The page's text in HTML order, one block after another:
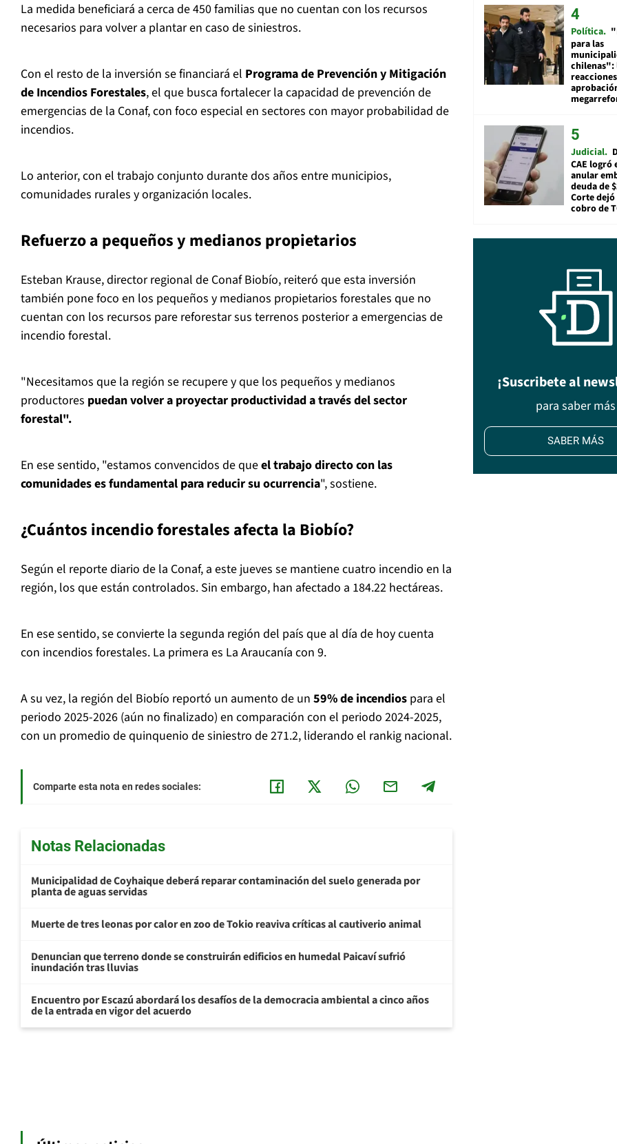
La medida beneficiará a cerca de 450 familias que no cuentan con los recursos
necesarios para volver a plantar en caso de siniestros.
Con el resto de la inversión se financiará el Programa de Prevención y Mitigación
de Incendios Forestales, el que busca fortalecer la capacidad de prevención de
emergencias de la Conaf, con foco especial en sectores con mayor probabilidad de
incendios.
Lo anterior, con el trabajo conjunto durante dos años entre municipios,
comunidades rurales y organización locales.
Refuerzo a pequeños y medianos propietarios
Esteban Krause, director regional de Conaf Biobío, reiteró que esta inversión
también pone foco en los pequeños y medianos propietarios forestales que no
cuentan con los recursos pare reforestar sus terrenos posterior a emergencias de
incendio forestal.
"Necesitamos que la región se recupere y que los pequeños y medianos
productores puedan volver a proyectar productividad a través del sector
forestal".
En ese sentido, "estamos convencidos de queel trabajo directo con las
comunidades es fundamental para reducir su ocurrencia", sostiene.
¿Cuántos incendio forestales afecta la Biobío?
Según el reporte diario de la Conaf, a este jueves se mantiene cuatro incendio en la
región, los que están controlados. Sin embargo, han afectado a 184.22 hectáreas.
En ese sentido, se convierte la segunda región del país que al día de hoy cuenta
con incendios forestales. La primera es La Araucanía con 9.
A su vez, la región del Biobío reportó un aumento de un 59% de incendios para el
periodo 2025-2026 (aún no finalizado) en comparación con el periodo 2024-2025,
con un promedio de quinquenio de siniestro de 271.2, liderando el rankig nacional.
Comparte esta nota en redes sociales:
Notas Relacionadas
Municipalidad de Coyhaique deberá reparar contaminación del suelo generada por
planta de aguas servidas
Muerte de tres leonas por calor en zoo de Tokio reaviva críticas al cautiverio animal
Denuncian que terreno donde se construirán edificios en humedal Paicaví sufrió
inundación tras lluvias
Encuentro por Escazú abordará los desafíos de la democracia ambiental a cinco años
de la entrada en vigor del acuerdo
Política
para las
chilenas":
Judicial
CAE logró
anular
deuda de
Corte
cobro de
¡Suscribete al
para saber más
SABER MÁS